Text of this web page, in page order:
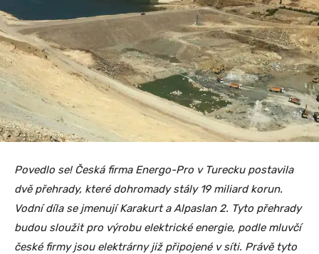
Povedlo se! Česká firma Energo-Pro v Turecku postavila
dvě přehrady, které dohromady stály 19 miliard korun.
Vodní díla se jmenují Karakurt a Alpaslan 2. Tyto přehrady
budou sloužit pro výrobu elektrické energie, podle mluvčí
české firmy jsou elektrárny již připojené v síti. Právě tyto